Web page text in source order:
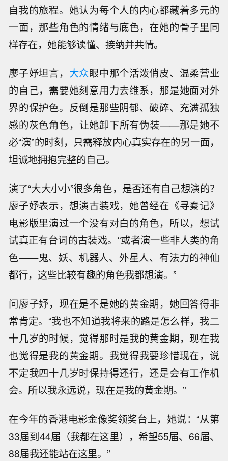
自我的旅程。她认为每个人的内心都藏着多元的
一面，那些角色的情绪与底色，在她的骨子里同
样存在，她能够读懂、接纳并共情。
廖子妤坦言， 大众眼中那个活泼俏皮、温柔营业
的自己，需要她刻意用力去维系，那是她面对外
界的保护色。反倒是那些阴郁、破碎、充满孤独
感的灰色角色，让她卸下所有伪装——那是她不
必“演”的时刻，只需释放内心真实存在的另一面，
坦诚地拥抱完整的自己。
演了“大大小小”很多角色，是否还有自己想演的？
廖子妤表示，想演古装戏，她曾经在《寻秦记》
电影版里演过一个没有对白的角色，所以，想试
试真正有台词的古装戏。“或者演一些非人类的角
色——鬼、妖、机器人、外星人、有法力的神仙
都行，这些比较有趣的角色我都想演。”
问廖子妤，现在是不是她的黄金期，她回答得非
常肯定。“我也不知道我将来的路是怎么样，我二
十几岁的时候，觉得那时是我的黄金期，现在我
也觉得是我的黄金期。我觉得我要珍惜现在，说
不定我四十几岁时保持得还行，还是会有工作机
会。所以我永远说，现在是我的黄金期。”
在今年的香港电影金像奖领奖台上，她说：“从第
33届到44届（我都在这里），希望55届、66届、
88届我还能站在这里。”